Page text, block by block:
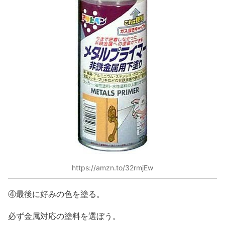
https://amzn.to/32rmjEw
④最後に好みの色を塗る。
必ず金属対応の塗料を選ぼう。